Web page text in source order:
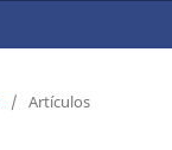
/ Artículos